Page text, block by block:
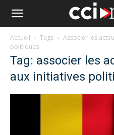
Accueil Tags
Associer les
politiques
Tag: associer les
aux initiatives